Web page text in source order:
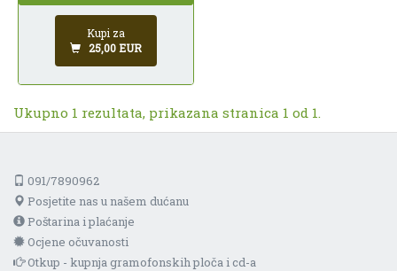
Kupi za
25,00 EUR
Ukupno 1 rezultata, prikazana stranica 1 od 1.
091/7890962
Posjetite nas u našem dućanu
Poštarina i plaćanje
Ocjene očuvanosti
Otkup - kupnja gramofonskih ploča i cd-a